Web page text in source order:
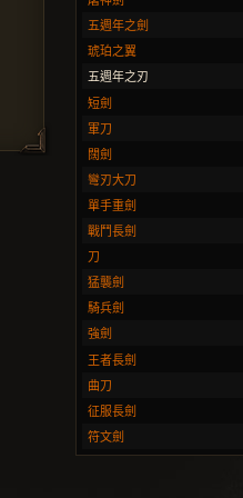
五週年之劍
琥珀之翼
五週年之刃
短劍
軍刀
闊劍
彎刃大刀
單手重劍
戰鬥長劍
刀
猛襲劍
騎兵劍
強劍
王者長劍
曲刀
征服長劍
符文劍